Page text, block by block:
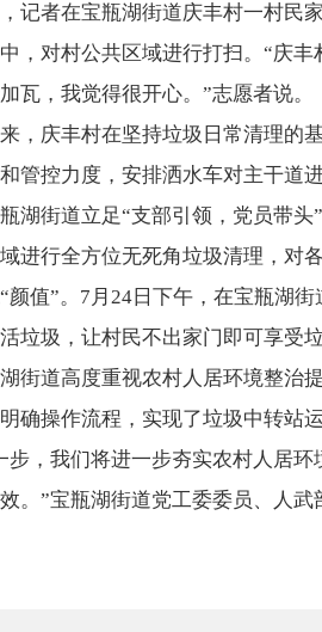
记者在宝瓶湖街道庆丰村一村民
，对村公共区域进行打扫。“庆
瓦，我觉得很开心。”志愿者说。
，庆丰村在坚持垃圾日常清理的
管控力度，安排洒水车对主干道
湖街道立足“支部引领，党员带
进行全方位无死角垃圾清理，对
颜值”。7月24日下午，在宝瓶湖
垃圾，让村民不出家门即可享受
街道高度重视农村人居环境整治
确操作流程，实现了垃圾中转站
步，我们将进一步夯实农村人居
。”宝瓶湖街道党工委委员、人武